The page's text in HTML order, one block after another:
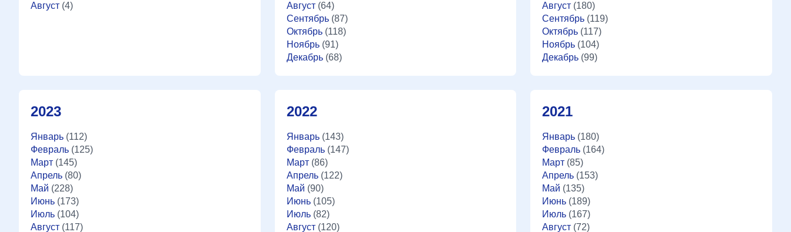
Август (4)
Август(64)
Сентябрь(87)
Октябрь(118)
Ноябрь(91)
Декабрь(68)
Август (180)
Сентябрь (119)
Октябрь (117)
Ноябрь (104)
Декабрь (99)
2023
Январь (112)
Февраль (125)
Март (145)
Апрель (80)
Май (228)
Июнь (173)
Июль (104)
Август (117)
2022
Январь(143)
Февраль(147)
Март(86)
Апрель(122)
Май (90)
Июнь(105)
Июль(82)
Август(120)
2021
Январь (180)
Февраль (164)
Март (85)
Апрель (153)
Май (135)
Июнь (189)
Июль (167)
Август (72)